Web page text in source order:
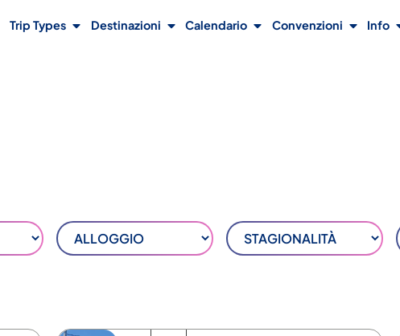
Trip Types Destinazioni Calendario Convenzioni Info